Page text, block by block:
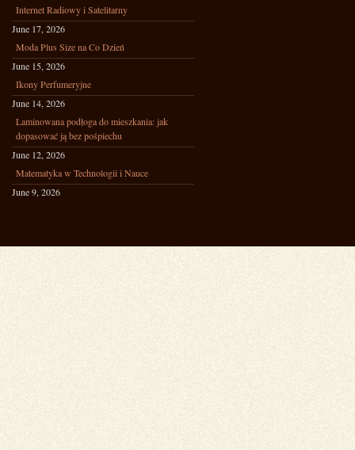
Internet Radiowy i Satelitarny
June 17, 2026
Moda Plus Size na Co Dzień
June 15, 2026
Ikony Perfumeryjne
June 14, 2026
Laminowana podłoga do mieszkania: jak
dopasować ją bez pośpiechu
June 12, 2026
Matematyka w Technologii i Nauce
June 9, 2026